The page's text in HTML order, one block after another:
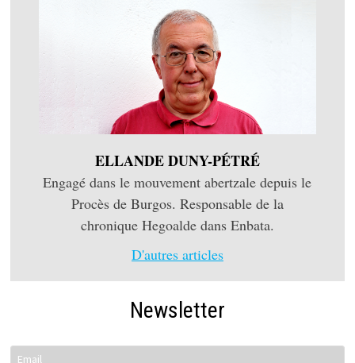
ELLANDE DUNY-PÉTRÉ
Engagé dans le mouvement abertzale depuis le
Procès de Burgos. Responsable de la
chronique Hegoalde dans Enbata.
D'autres articles
Newsletter